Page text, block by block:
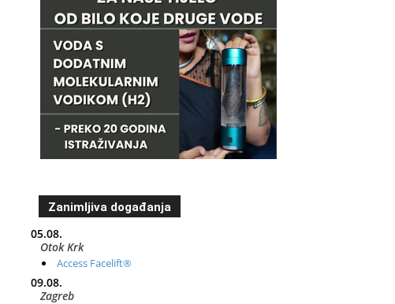
Zanimljiva događanja
05.08.
Otok Krk
Access Facelift®
09.08.
Zagreb